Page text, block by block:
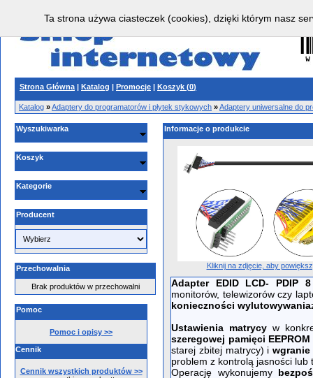
Strona Główna | Katalog | Promocje | Koszyk (0)
Katalog »Adaptery do programatorów i płytek stykowych »Adaptery uniwersalne do
Wyszukiwarka
Koszyk
Kategorie
Producent
Przechowalnia
Brak produktów w przechowalni
Pomoc
Pomoc i opisy >>
Cennik
Cennik wszystkich produktów >>
Informacje o produkcie
Kliknij na zdjęcie, aby
Adapter EDID LCD- PDIP 8
monitorów, telewizorów czy
konieczności wylutowywania
Ustawienia matrycy w
szeregowej pamięci
starej zbitej matrycy) iwgranie
problem z kontrolą jasności lub
Operację wykonujemy
Ta strona używa ciasteczek (cookies), dzięki którym nasz